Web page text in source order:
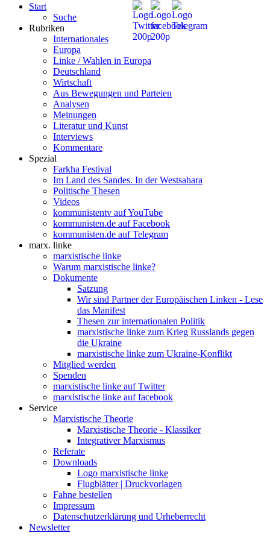
Start
Suche
Rubriken
Internationales
Europa
Linke / Wahlen in Europa
Deutschland
Wirtschaft
Aus Bewegungen und Parteien
Analysen
Meinungen
Literatur und Kunst
Interviews
Kommentare
Spezial
Farkha Festival
Im Land des Sandes. In der Westsahara
Politische Thesen
Videos
kommunistentv auf YouTube
kommunisten.de auf Facebook
kommunisten.de auf Telegram
marx. linke
marxistische linke
Warum marxistische linke?
Dokumente
Satzung
Wir sind Partner der Europäischen Linken - Lese
das Manifest
Thesen zur internationalen Politik
marxistische linke zum Krieg Russlands gegen
die Ukraine
marxistische linke zum Ukraine-Konflikt
Mitglied werden
Spenden
marxistische linke auf Twitter
marxistische linke auf facebook
Service
Marxistische Theorie
Marxistische Theorie - Klassiker
Integrativer Marxismus
Referate
Downloads
Logo marxistische linke
Flugblätter | Druckvorlagen
Fahne bestellen
Impressum
Datenschutzerklärung und Urheberrecht
Newsletter